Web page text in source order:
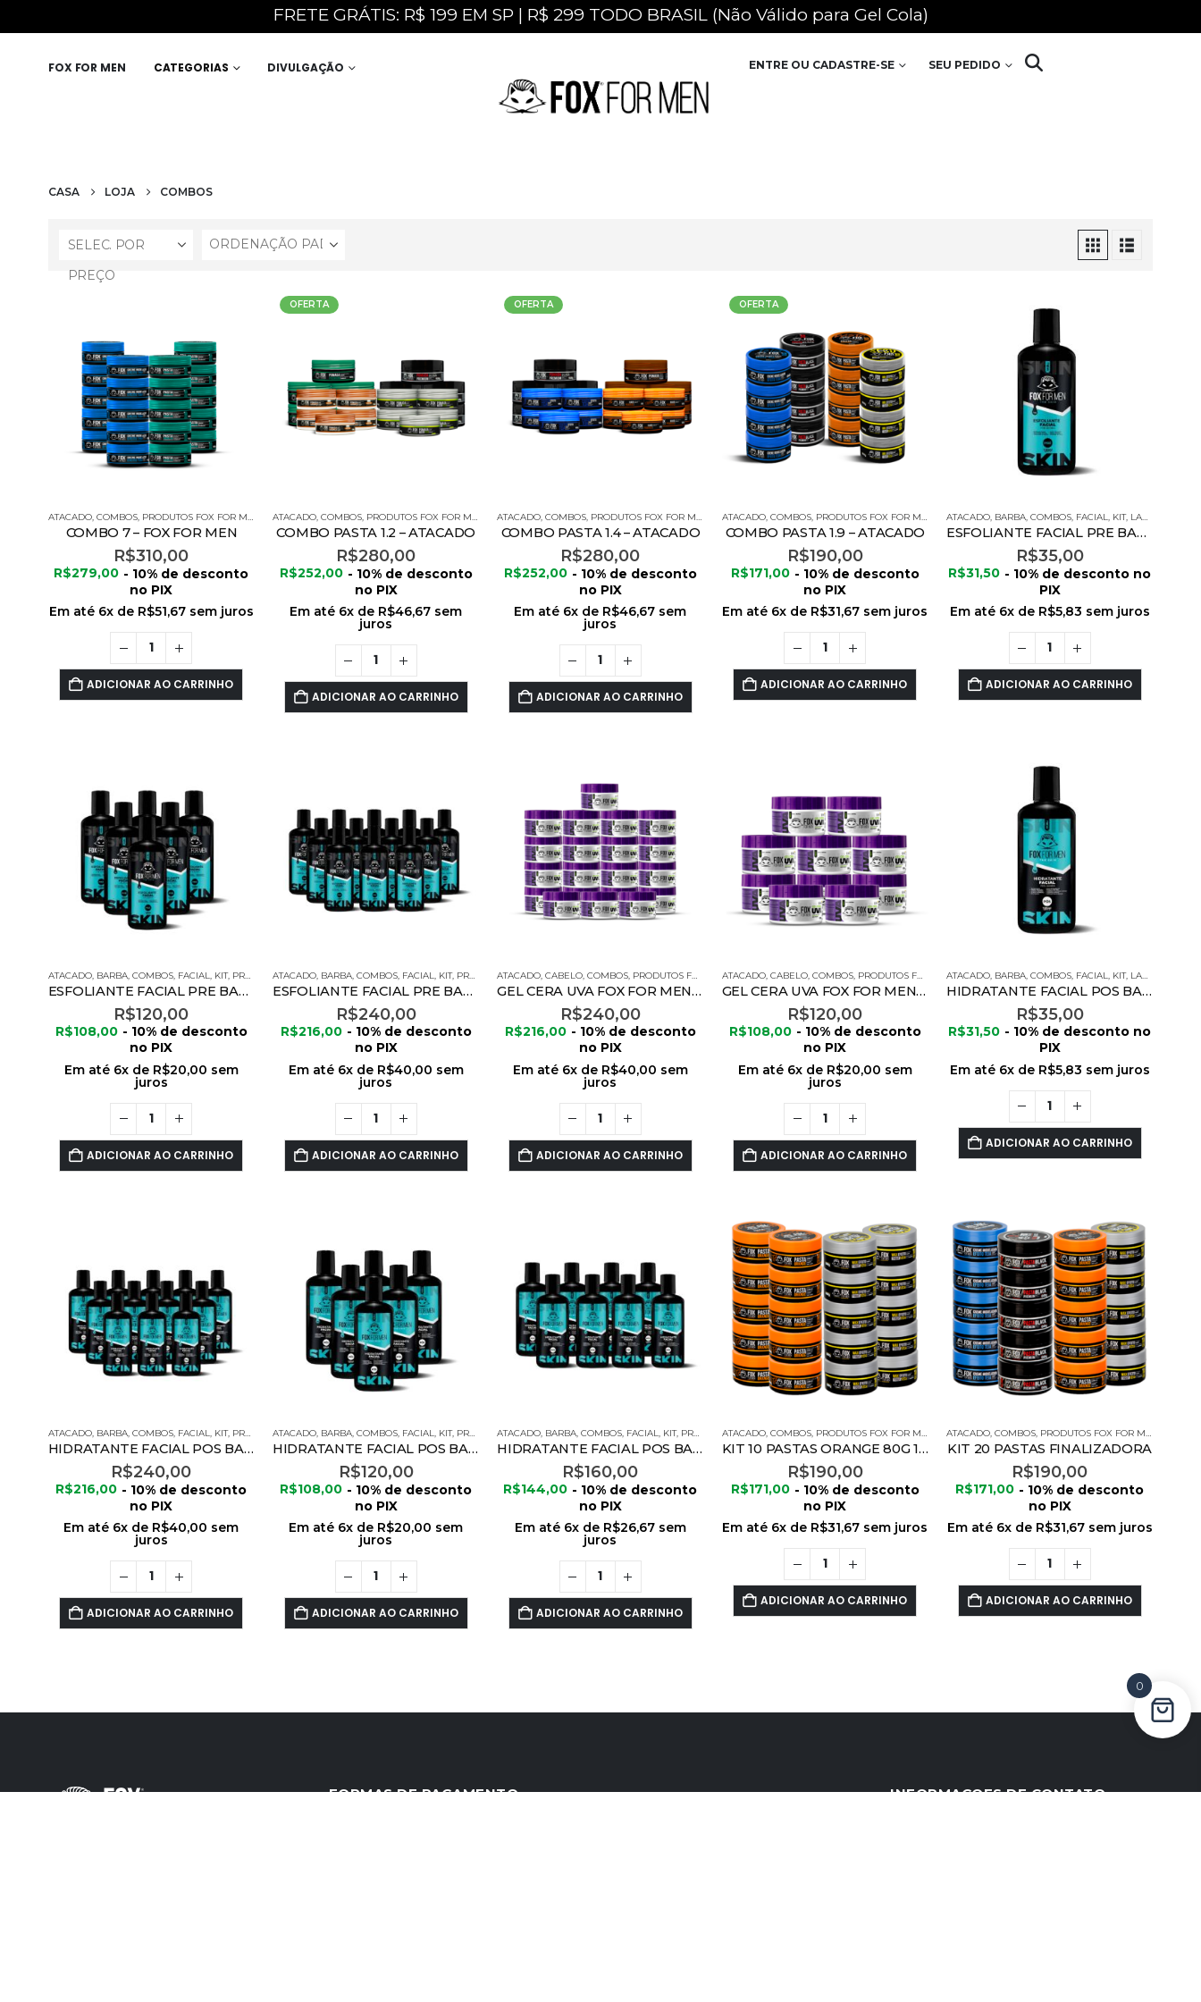
FRETE GRÁTIS: R$ 199 EM SP | R$ 299 TODO BRASIL (Não Válido para Gel Cola)
FOX FOR MEN CATEGORIAS DIVULGAÇÃO ENTRE OU CADASTRE-SE SEU PEDIDO
CASA LOJA COMBOS
SELEC. POR
PREÇO
ATACADO, COMBOS, PRODUTOS FOX FOR MEN
COMBO 7 – FOX FOR MEN
R$310,00
R$279,00 - 10% de desconto
no PIX
Em até 6x de R$51,67sem juros
ADICIONAR AO CARRINHO
OFERTA
ATACADO,COMBOS, PRODUTOS FOX FOR MEN
COMBO PASTA 1.2 – ATACADO
R$280,00
R$252,00 - 10% de desconto
no PIX
Em até 6x de R$46,67 sem
juros
ADICIONAR AO CARRINHO
OFERTA
ATACADO,COMBOS, PRODUTOS FOX FOR MEN
COMBO PASTA 1.4 – ATACADO
R$280,00
R$252,00 - 10% de desconto
no PIX
Em até 6x de R$46,67 sem
juros
ADICIONAR AO CARRINHO
OFERTA
ATACADO, COMBOS, PRODUTOS FOX FOR MEN
COMBO PASTA 1.9 – ATACADO
R$190,00
R$171,00 - 10% de desconto
no PIX
Em até 6x de R$31,67 sem juros
ADICIONAR AO CARRINHO
ATACADO, BARBA, COMBOS, FACIAL, KIT, LANÇAMENTOS
ESFOLIANTE FACIAL PRE BARBA 120G
R$35,00
R$31,50 - 10% de desconto no
PIX
Em até 6x de R$5,83 sem juros
ADICIONAR AO CARRINHO
ATACADO, BARBA, COMBOS, FACIAL, KIT, PRODUTOS FOX FOR MEN
ESFOLIANTE FACIAL PRE BARBA 120G – 06 UNIDADES
R$120,00
R$108,00 - 10% de desconto
no PIX
Em até 6x de R$20,00 sem
juros
ADICIONAR AO CARRINHO
ATACADO, BARBA,COMBOS, FACIAL, KIT, PRODUTOS FOX FOR MEN
ESFOLIANTE FACIAL PRE BARBA 120G – 12 UNIDADES
R$240,00
R$216,00 - 10% de desconto
no PIX
Em até 6x de R$40,00 sem
juros
ADICIONAR AO CARRINHO
ATACADO,CABELO,COMBOS, PRODUTOS FOX FOR MEN ,PROMOÇÔES
GEL CERA UVA FOX FOR MEN 300G – 20 UNIDADES
R$240,00
R$216,00 - 10% de desconto
no PIX
Em até 6x de R$40,00 sem
juros
ADICIONAR AO CARRINHO
ATACADO, CABELO, COMBOS, PRODUTOS FOX FOR MEN
GEL CERA UVA FOX FOR MEN 300G -10 UNIDADES
R$120,00
R$108,00 - 10% de desconto
no PIX
Em até 6x de R$20,00 sem
juros
ADICIONAR AO CARRINHO
ATACADO, BARBA, COMBOS, FACIAL, KIT, LANÇAMENTOS
HIDRATANTE FACIAL POS BARBA 120G
R$35,00
R$31,50 - 10% de desconto no
PIX
Em até 6x de R$5,83 sem juros
ADICIONAR AO CARRINHO
ATACADO, BARBA, COMBOS, FACIAL, KIT, PRODUTOS FOX FOR MEN
HIDRATANTE FACIAL POS BARBA 120G – 12 UNIDADES
R$240,00
R$216,00 - 10% de desconto
no PIX
Em até 6x de R$40,00 sem
juros
ADICIONAR AO CARRINHO
ATACADO, BARBA,COMBOS, FACIAL, KIT, PRODUTOS FOX FOR MEN
HIDRATANTE FACIAL POS BARBA 120G – 6 UNIDADES
R$120,00
R$108,00 - 10% de desconto
no PIX
Em até 6x de R$20,00 sem
juros
ADICIONAR AO CARRINHO
ATACADO, BARBA,COMBOS, FACIAL, KIT, PRODUTOS FOX FOR MEN
HIDRATANTE FACIAL POS BARBA 120G – 8 UNIDADES
R$160,00
R$144,00 - 10% de desconto
no PIX
Em até 6x de R$26,67sem
juros
ADICIONAR AO CARRINHO
ATACADO, COMBOS, PRODUTOS FOX FOR MEN
KIT 10 PASTAS ORANGE 80G 10 PASTAS EFEITO SECO 80G – FOX FOR MEN
R$190,00
R$171,00 - 10% de desconto
no PIX
Em até 6x de R$31,67 sem juros
ADICIONAR AO CARRINHO
ATACADO, COMBOS, PRODUTOS FOX FOR MEN
KIT 20 PASTAS FINALIZADORA
R$190,00
R$171,00 - 10% de desconto
no PIX
Em até 6x de R$31,67sem juros
ADICIONAR AO CARRINHO
FORMAS DE PAGAMENTO INFORMAÇOES DE CONTATO
0